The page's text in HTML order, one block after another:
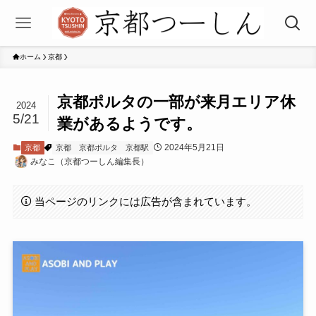
ホーム 京都
京都ポルタの一部が来月エリア休
業があるようです。
2024
5/21
京都 京都 京都ポルタ 京都駅
2024年5月21日
みなこ（京都つーしん編集長）
当ページのリンクには広告が含まれています。